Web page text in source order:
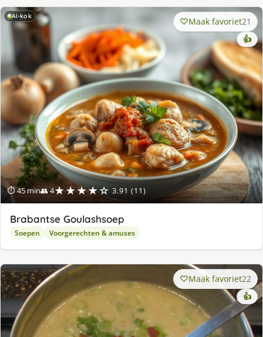
AI-kok
⏱ 45 min👥 4★★★★☆ 3.91 (11)
Maak favoriet21
👍
Brabantse Goulashsoep
Soepen Voorgerechten & amuses
Maak favoriet22
👍